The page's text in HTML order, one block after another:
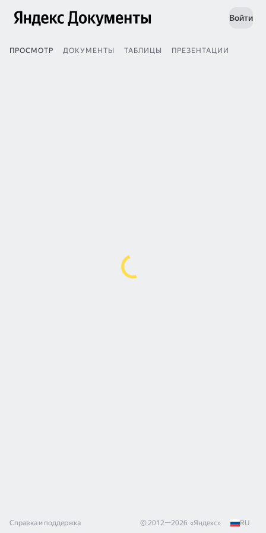
Войти
ПРОСМОТР ДОКУМЕНТЫ ТАБЛИЦЫ ПРЕЗЕНТАЦИИ
Справка и поддержка © 2012—2026 «Яндекс» RU